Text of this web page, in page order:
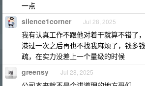
一点
silence1corner Jul 28, 2025
我有认真工作不跟他对着干就算不错了
港过一次之后再也不找我麻烦了，钱多
疏，在实力没差上一个量级的时候
greensy Jul 28, 2025